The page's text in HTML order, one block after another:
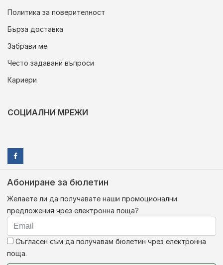
Политика за поверителност
Бърза доставка
Забрави ме
Често задавани въпроси
Кариери
СОЦИАЛНИ МРЕЖИ
Абониране за бюлетин
Желаете ли да получавате наши промоционални
предложения чрез електронна поща?
Съгласен съм да получавам бюлетин чрез електронна
поща.